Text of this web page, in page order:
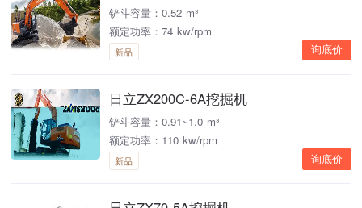
铲斗容量：0.52 m³
额定功率：74 kw/rpm
新品 询底价
日立ZX200C-6A挖掘机
铲斗容量：0.91~1.0 m³
额定功率：110 kw/rpm
新品 询底价